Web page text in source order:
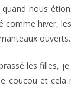
nous
hiver,
ouverts.
les filles,
coucou et